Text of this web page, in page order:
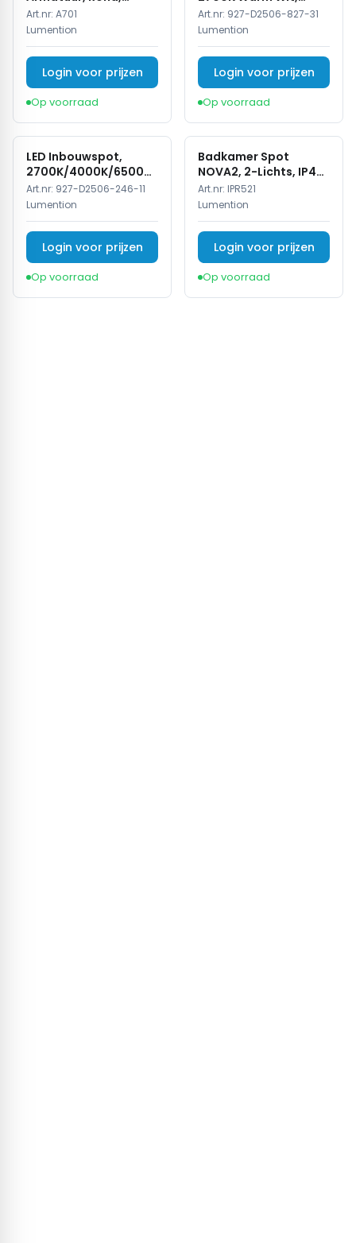
Kantelbaar, IP20, Wit
Art.nr: A701
Lumention
Login voor prijzen
Op voorraad
Rond, Zwart, Dimbaar,
IP44
Art.nr: 927-D2506-827-31
Lumention
Login voor prijzen
Op voorraad
LED Inbouwspot,
2700K/4000K/6500K,
Dimbaar, Wit, IP44
Art.nr: 927-D2506-246-11
Lumention
Login voor prijzen
Op voorraad
Badkamer Spot
NOVA2, 2-Lichts, IP44,
Wit
Art.nr: IPR521
Lumention
Login voor prijzen
Op voorraad